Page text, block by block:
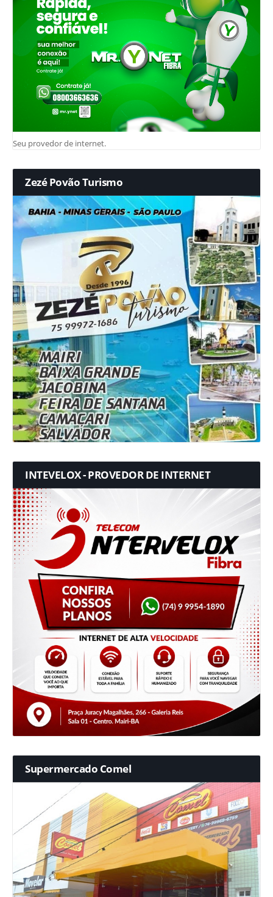
Seu provedor de internet.
Zezé Povão Turismo
INTEVELOX - PROVEDOR DE INTERNET
Supermercado Comel